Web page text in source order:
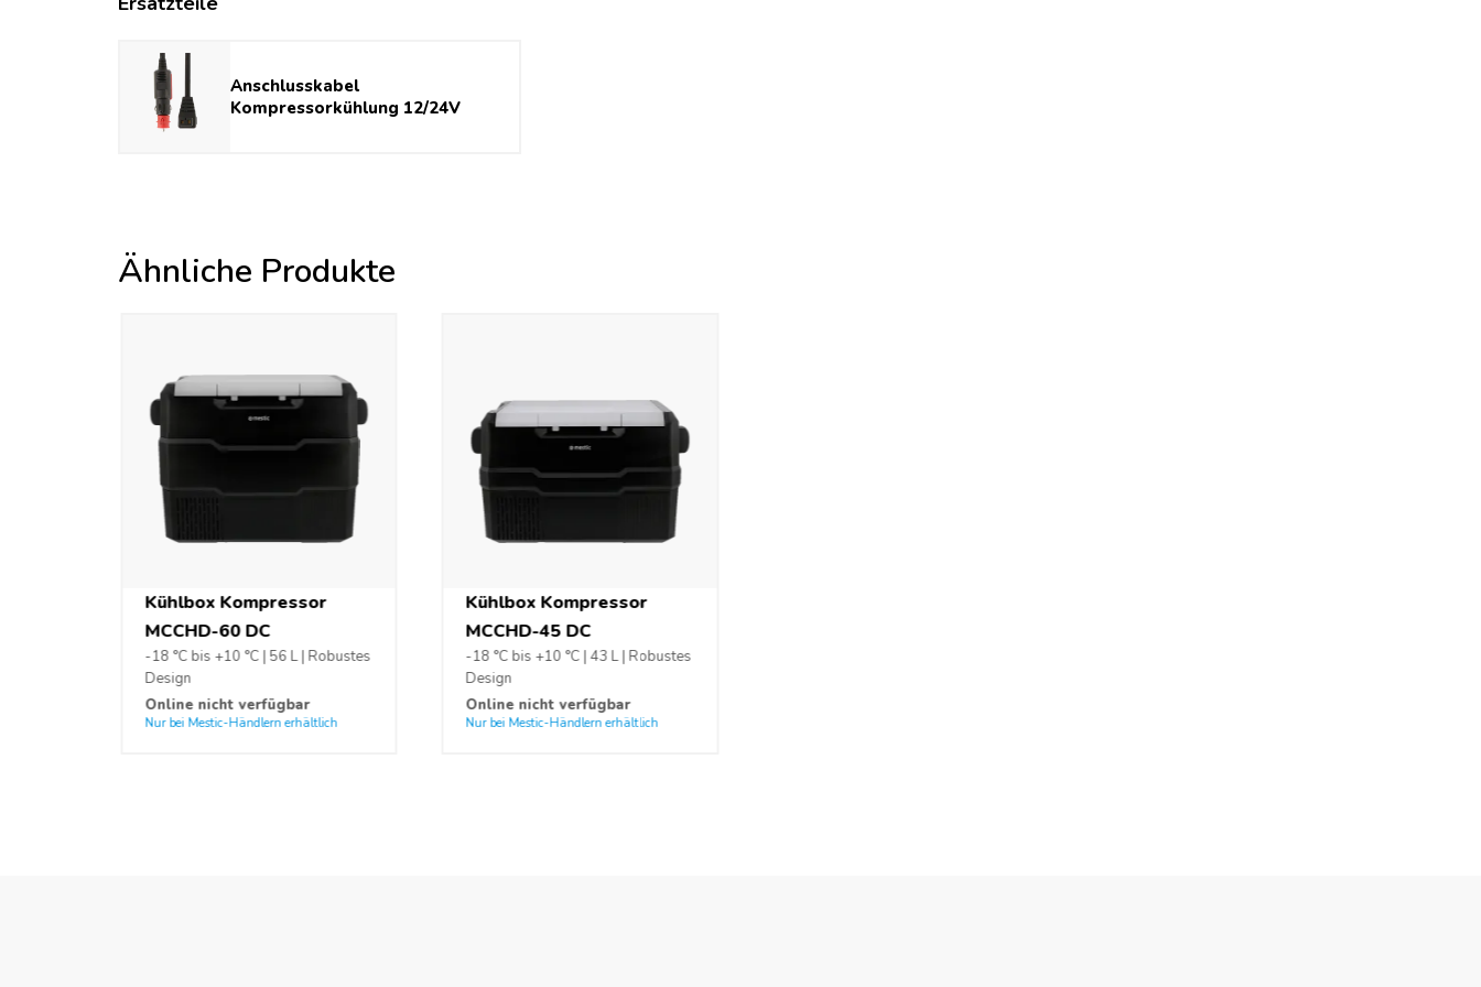
Fassungsvermögen der
Anschlusskabel
Kompressorkühlung 12/24V
Ähnliche Produkte
Kühlbox Kompressor
MCCHD-60 DC
-18 °C bis +10 °C | 56 L | Robustes
Design
Online nicht verfügbar
Nur bei Mestic-Händlern erhältlich
Kühlbox Kompressor
MCCHD-45 DC
-18 °C bis +10 °C | 43 L | Robustes
Design
Online nicht verfügbar
Nur bei Mestic-Händlern erhältlich